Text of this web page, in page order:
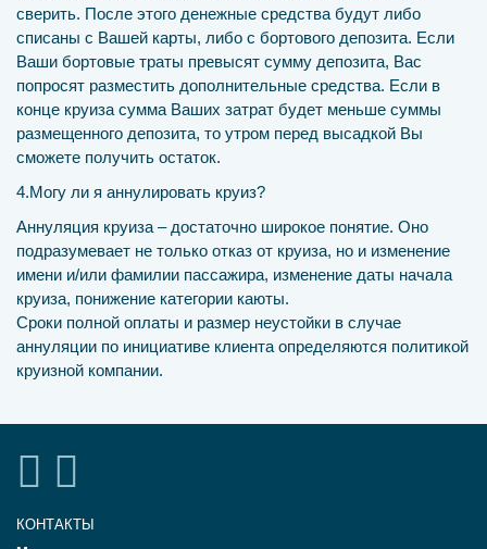
сверить. После этого денежные средства будут либо
списаны с Вашей карты, либо с бортового депозита. Если
Ваши бортовые траты превысят сумму депозита, Вас
попросят разместить дополнительные средства. Если в
конце круиза сумма Ваших затрат будет меньше суммы
размещенного депозита, то утром перед высадкой Вы
сможете получить остаток.
4.Могу ли я аннулировать круиз?
Аннуляция круиза – достаточно широкое понятие. Оно
подразумевает не только отказ от круиза, но и изменение
имени и/или фамилии пассажира, изменение даты начала
круиза, понижение категории каюты.
Сроки полной оплаты и размер неустойки в случае
аннуляции по инициативе клиента определяются политикой
круизной компании.
КОНТАКТЫ